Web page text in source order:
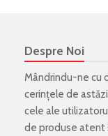
Despre Noi
Mândrindu-ne cu
cerințele de
cele ale
de produse atent